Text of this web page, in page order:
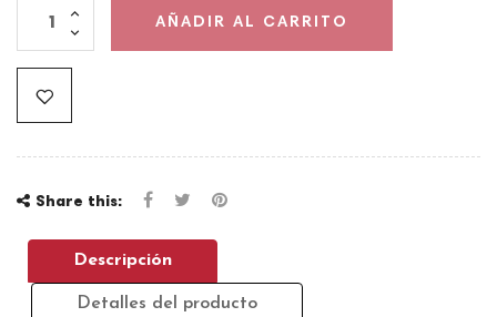
AÑADIR AL CARRITO
Share this:
Descripción
Detalles del producto